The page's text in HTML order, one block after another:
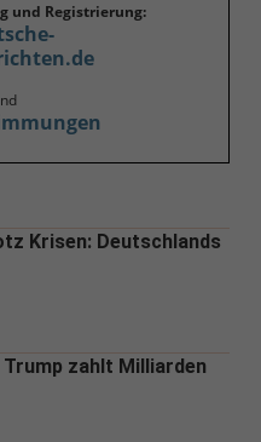
und Registrierung:
Krisen: Deutschlands
Trump zahlt Milliarden